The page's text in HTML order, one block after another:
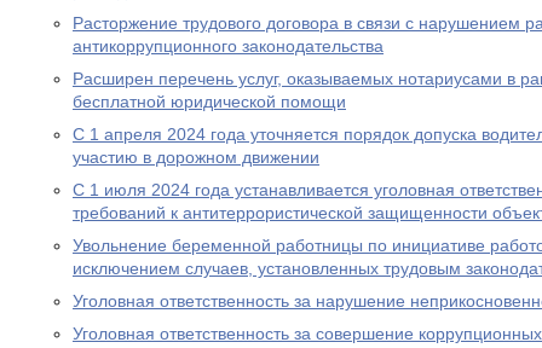
Расторжение трудового договора в связи с нарушением
антикоррупционного законодательства
Расширен перечень услуг, оказываемых нотариусами в
бесплатной юридической помощи
С 1 апреля 2024 года уточняется порядок допуска
участию в дорожном движении
С 1 июля 2024 года устанавливается уголовная
требований к антитеррористической защищенности
Увольнение беременной работницы по инициативе
исключением случаев, установленных трудовым
Уголовная ответственность за нарушение
Уголовная ответственность за совершение